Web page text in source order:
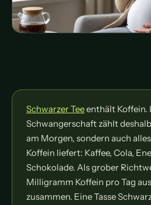
Schwarzer Teeenthält Koffein.
Schwangerschaft zählt
am Morgen, sondern auch
Koffein liefert: Kaffee, Cola,
Schokolade. Als grober
Milligramm Koffein pro Tag
zusammen. Eine Tasse